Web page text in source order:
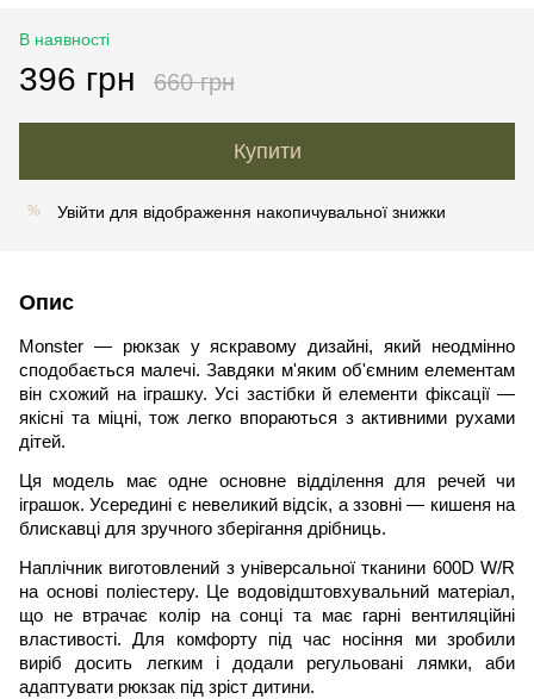
В наявності
396 грн 660 грн
Купити
% Увійти для відображення накопичувальної знижки
Опис
Monster — рюкзак у яскравому дизайні, який неодмінно
сподобається малечі. Завдяки м'яким об'ємним елементам
він схожий на іграшку. Усі застібки й елементи фіксації —
якісні та міцні, тож легко впораються з активними рухами
дітей.
Ця модель має одне основне відділення для речей чи
іграшок. Усередині є невеликий відсік, а ззовні — кишеня на
блискавці для зручного зберігання дрібниць.
Наплічник виготовлений з універсальної тканини 600D W/R
на основі поліестеру. Це водовідштовхувальний матеріал,
що не втрачає колір на сонці та має гарні вентиляційні
властивості. Для комфорту під час носіння ми зробили
виріб досить легким і додали регульовані лямки, аби
адаптувати рюкзак під зріст дитини.